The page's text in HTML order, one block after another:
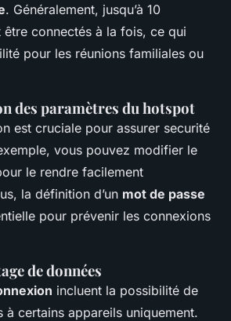
. Généralement, jusqu’à 10
connectés à la fois, ce qui
pour les réunions familiales ou
des paramètres du hotspot
est cruciale pour assurer securité
vous pouvez modifier le
le rendre facilement
la définition d’un mot de passe
pour prévenir les connexions
de données
incluent la possibilité de
à certains appareils uniquement.